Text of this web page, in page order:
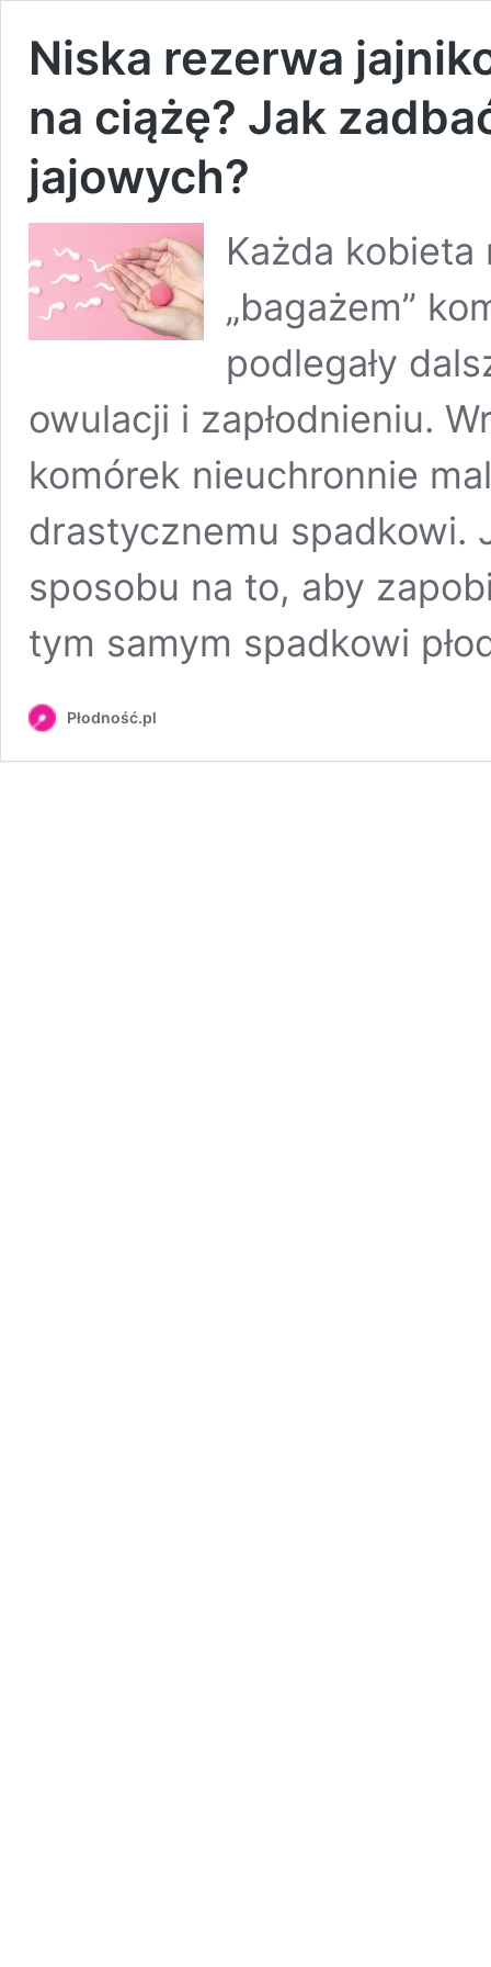
Niska rezerwa
na ciążę? Jak
jajowych?
Każda
„bagażem”
podlegały
owulacji i zapłodnieniu.
komórek nieuchronnie
drastycznemu spadkowi.
sposobu na to, aby
tym samym spadkowi
Płodność.pl